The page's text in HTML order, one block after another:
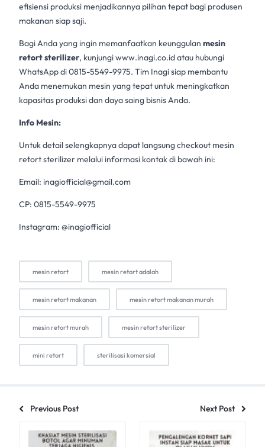
efisiensi produksi menjadikannya pilihan tepat bagi produsen
makanan siap saji.
Bagi Anda yang ingin memanfaatkan keunggulan mesin
retort sterilizer, kunjungiwww.inagi.co.idatau hubungi
WhatsApp di 0815-5549-9975. Tim Inagi siap membantu
Anda menemukan mesin yang tepat untuk meningkatkan
kapasitas produksi dan daya saing bisnis Anda.
Info Mesin:
Untuk detail selengkapnya dapat langsung checkout mesin
retort sterilizer melalui informasi kontak di bawah ini:
Email: inagiofficial@gmail.com
CP: 0815-5549-9975
Instagram: @inagiofficial
mesin retort mesin retort adalah
mesin retort makanan mesin retort makanan murah
mesin retort murah mesin retort sterilizer
mini retort sterilisasi komersial
Previous Post Next Post